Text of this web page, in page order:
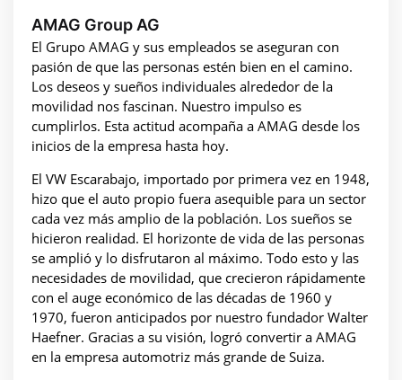
AMAG Group AG
El Grupo AMAG y sus empleados se aseguran con
pasión de que las personas estén bien en el camino.
Los deseos y sueños individuales alrededor de la
movilidad nos fascinan. Nuestro impulso es
cumplirlos. Esta actitud acompaña a AMAG desde los
inicios de la empresa hasta hoy.
El VW Escarabajo, importado por primera vez en 1948,
hizo que el auto propio fuera asequible para un sector
cada vez más amplio de la población. Los sueños se
hicieron realidad. El horizonte de vida de las personas
se amplió y lo disfrutaron al máximo. Todo esto y las
necesidades de movilidad, que crecieron rápidamente
con el auge económico de las décadas de 1960 y
1970, fueron anticipados por nuestro fundador Walter
Haefner. Gracias a su visión, logró convertir a AMAG
en la empresa automotriz más grande de Suiza.